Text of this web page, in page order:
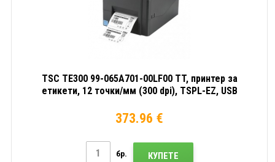
TSC TE300 99-065A701-00LF00 TT, принтер за
етикети, 12 точки/мм (300 dpi), TSPL-EZ, USB
373.96 €
бр. КУПЕТЕ